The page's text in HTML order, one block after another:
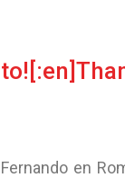
en